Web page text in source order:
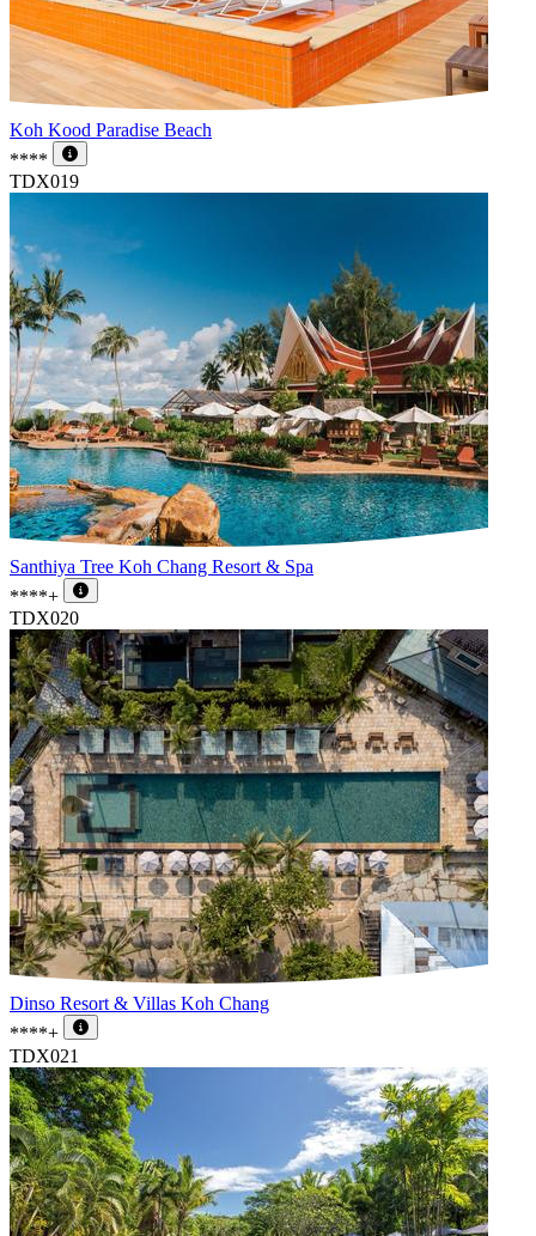
Koh Kood Paradise Beach
****
TDX019
Santhiya Tree Koh Chang Resort & Spa
****+
TDX020
Dinso Resort & Villas Koh Chang
****+
TDX021